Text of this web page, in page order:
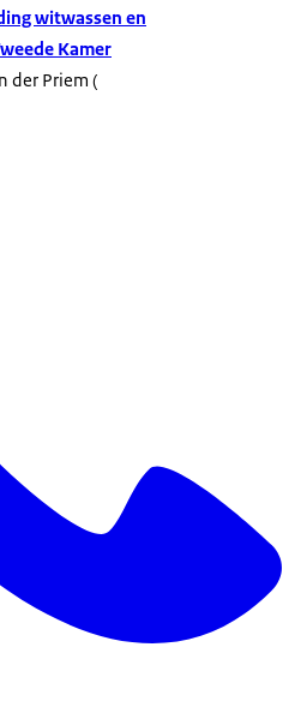
witwassen en
Kamer
der Priem (